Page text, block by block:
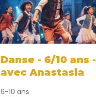
Danse - 6/10 ans -
avec Anastasia
6-10 ans